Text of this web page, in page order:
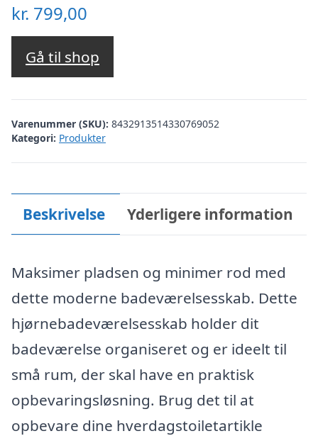
kr. 799,00
Gå til shop
Varenummer (SKU): 8432913514330769052
Kategori: Produkter
Beskrivelse Yderligere information
Maksimer pladsen og minimer rod med
dette moderne badeværelsesskab. Dette
hjørnebadeværelsesskab holder dit
badeværelse organiseret og er ideelt til
små rum, der skal have en praktisk
opbevaringsløsning. Brug det til at
opbevare dine hverdagstoiletartikle